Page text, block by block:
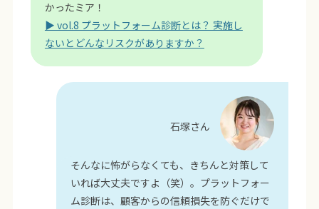
かったミア！
▶ vol.8 プラットフォーム診断とは？ 実施し
ないとどんなリスクがありますか？
石塚さん
そんなに怖がらなくても、きちんと対策して
いれば大丈夫ですよ（笑）。プラットフォー
ム診断は、顧客からの信頼損失を防ぐだけで